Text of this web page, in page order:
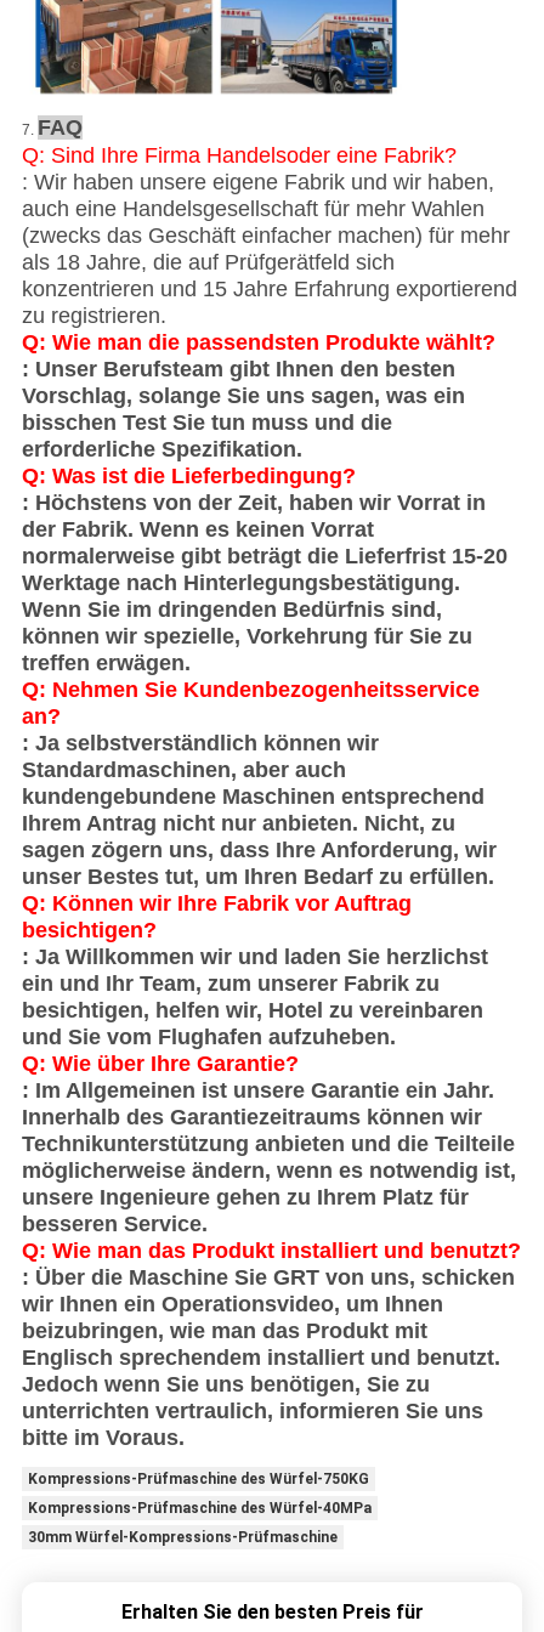
7. FAQ
Q: Sind Ihre Firma Handelsoder eine Fabrik?
: Wir haben unsere eigene Fabrik und wir haben,
auch eine Handelsgesellschaft für mehr Wahlen
(zwecks das Geschäft einfacher machen) für mehr
als 18 Jahre, die auf Prüfgerätfeld sich
konzentrieren und 15 Jahre Erfahrung exportierend
zu registrieren.
Q: Wie man die passendsten Produkte wählt?
: Unser Berufsteam gibt Ihnen den besten
Vorschlag, solange Sie uns sagen, was ein
bisschen Test Sie tun muss und die
erforderliche Spezifikation.
Q: Was ist die Lieferbedingung?
: Höchstens von der Zeit, haben wir Vorrat in
der Fabrik. Wenn es keinen Vorrat
normalerweise gibt beträgt die Lieferfrist 15-20
Werktage nach Hinterlegungsbestätigung.
Wenn Sie im dringenden Bedürfnis sind,
können wir spezielle, Vorkehrung für Sie zu
treffen erwägen.
Q: Nehmen Sie Kundenbezogenheitsservice
an?
: Ja selbstverständlich können wir
Standardmaschinen, aber auch
kundengebundene Maschinen entsprechend
Ihrem Antrag nicht nur anbieten. Nicht, zu
sagen zögern uns, dass Ihre Anforderung, wir
unser Bestes tut, um Ihren Bedarf zu erfüllen.
Q: Können wir Ihre Fabrik vor Auftrag
besichtigen?
: Ja Willkommen wir und laden Sie herzlichst
ein und Ihr Team, zum unserer Fabrik zu
besichtigen, helfen wir, Hotel zu vereinbaren
und Sie vom Flughafen aufzuheben.
Q: Wie über Ihre Garantie?
: Im Allgemeinen ist unsere Garantie ein Jahr.
Innerhalb des Garantiezeitraums können wir
Technikunterstützung anbieten und die Teilteile
möglicherweise ändern, wenn es notwendig ist,
unsere Ingenieure gehen zu Ihrem Platz für
besseren Service.
Q: Wie man das Produkt installiert und benutzt?
: Über die Maschine Sie GRT von uns, schicken
wir Ihnen ein Operationsvideo, um Ihnen
beizubringen, wie man das Produkt mit
Englisch sprechendem installiert und benutzt.
Jedoch wenn Sie uns benötigen, Sie zu
unterrichten vertraulich, informieren Sie uns
bitte im Voraus.
Kompressions-Prüfmaschine des Würfel-750KG
Kompressions-Prüfmaschine des Würfel-40MPa
30mm Würfel-Kompressions-Prüfmaschine
Erhalten Sie den besten Preis für